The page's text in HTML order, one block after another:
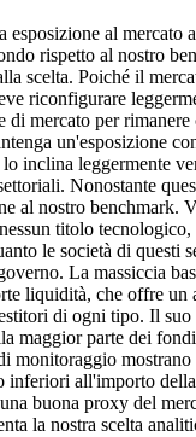
al mercato
rispetto al nostro
scelta. Poiché il
riconfigurare
di mercato per
un'esposizione
inclina leggermente
Nonostante
al nostro benchmark.
titolo tecnologico,
le società di questi
La massiccia
liquidità, che offre un
di ogni tipo. Il suo
maggior parte dei
monitoraggio mostrano
inferiori all'importo
buona proxy del
la nostra scelta